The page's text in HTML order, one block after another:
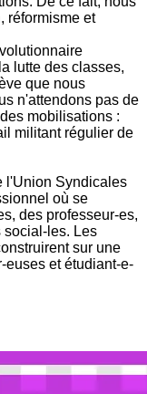
réformisme et
lutte des classes,
que nous
n'attendons pas de
mobilisations :
militant régulier de
l'Union Syndicales
où se
des professeur-es,
social-les. Les
sur une
euses et étudiant-e-